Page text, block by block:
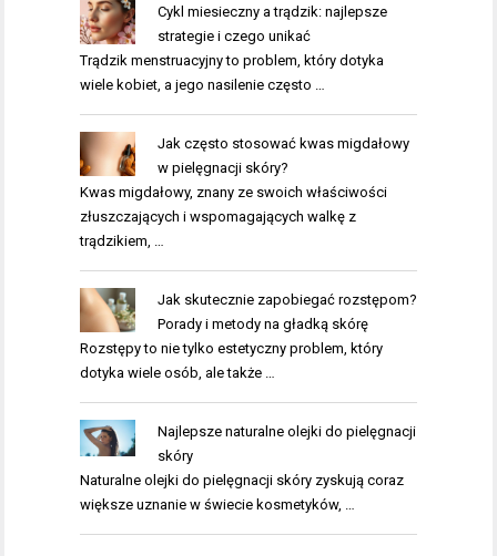
Cykl miesieczny a trądzik: najlepsze
strategie i czego unikać
Trądzik menstruacyjny to problem, który dotyka
wiele kobiet, a jego nasilenie często …
Jak często stosować kwas migdałowy
w pielęgnacji skóry?
Kwas migdałowy, znany ze swoich właściwości
złuszczających i wspomagających walkę z
trądzikiem, …
Jak skutecznie zapobiegać rozstępom?
Porady i metody na gładką skórę
Rozstępy to nie tylko estetyczny problem, który
dotyka wiele osób, ale także …
Najlepsze naturalne olejki do pielęgnacji
skóry
Naturalne olejki do pielęgnacji skóry zyskują coraz
większe uznanie w świecie kosmetyków, …